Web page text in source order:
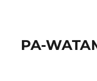
PA-